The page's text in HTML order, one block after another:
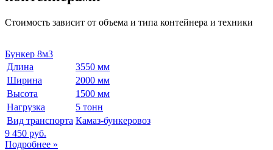
Стоимость зависит от объема и типа контейнера и техники
Бункер 8м3
Длина
3550 мм
Ширина
2000 мм
Высота
1500 мм
Нагрузка
5 тонн
Вид транспорта Камаз-бункеровоз
9 450 руб.
Подробнее »